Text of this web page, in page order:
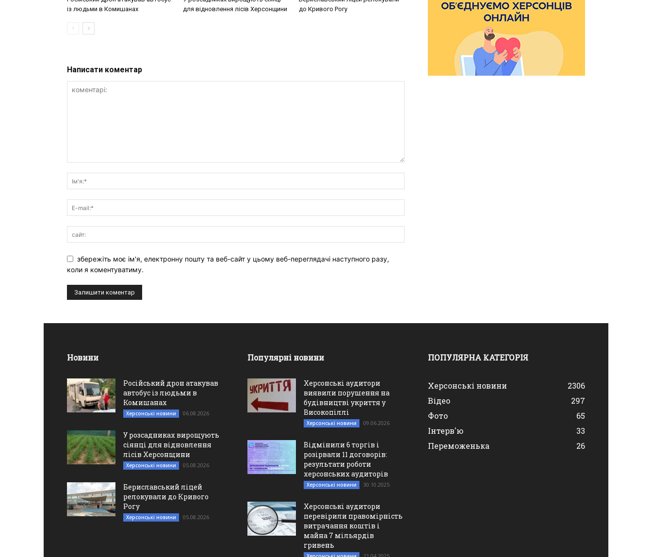
із людьми в Комишанах
для відновлення лісів Херсонщини
до Кривого Рогу
Написати коментар
збережіть моє ім'я, електронну пошту та веб-сайт у цьому веб-переглядачі наступного разу,
коли я коментуватиму.
Новини
Російський дрон атакував
автобус із людьми в
Комишанах
Херсонські новини 06.08.2026
У розсадниках вирощують
сіянці для відновлення
лісів Херсонщини
Херсонські новини 05.08.2026
Бериславський ліцей
релокували до Кривого
Рогу
Херсонські новини 05.08.2026
Популярні новини
Херсонські аудитори
виявили порушення на
будівництві укриття у
Високопіллі
Херсонські новини 09.06.2026
Відмінили 6 торгів і
розірвали 11 договорів:
результати роботи
херсонських аудиторів
Херсонські новини 30.10.2025
Херсонські аудитори
перевірили правомірність
витрачання коштів і
майна 7 мільярдів
гривень
ПОПУЛЯРНА КАТЕГОРІЯ
Херсонські новини
2306
Відео
297
Фото
65
Інтерв'ю
33
Переможенька
26